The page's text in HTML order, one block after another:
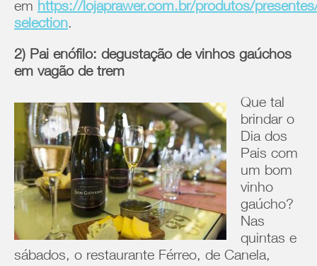
em https://lojaprawer.com.br/produtos/
selection.
2) Pai enófilo: degustação de vinhos gaúchos
em vagão de trem
Que tal
brindar o
Dia dos
Pais com
um bom
vinho
gaúcho?
Nas
quintas e
sábados, o restaurante Férreo, de Canela,